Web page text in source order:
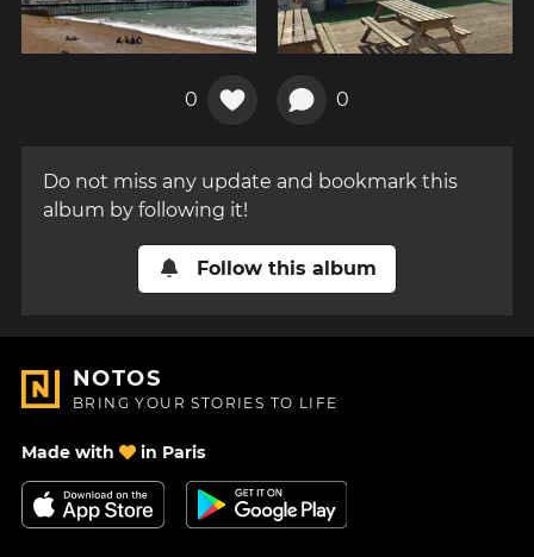
0 0
Do not miss any update and bookmark this
album by following it!
Follow this album
NOTOS
BRING YOUR STORIES TO LIFE
Made with in Paris